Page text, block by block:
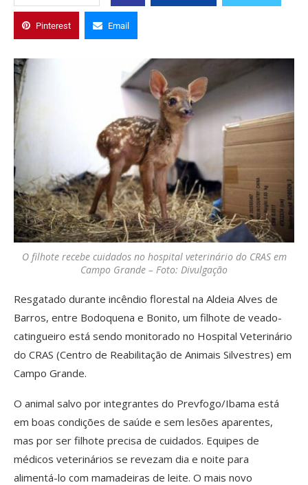
Pinterest Email
O filhote recebe cuidados no hospital veterinário do CRAS em
Campo Grande – Foto: Divulgação
Resgatado durante incêndio florestal na Aldeia Alves de
Barros, entre Bodoquena e Bonito, um filhote de veado-
catingueiro está sendo monitorado no Hospital Veterinário
do CRAS (Centro de Reabilitação de Animais Silvestres) em
Campo Grande.
O animal salvo por integrantes do Prevfogo/Ibama está
em boas condições de saúde e sem lesões aparentes,
mas por ser filhote precisa de cuidados. Equipes de
médicos veterinários se revezam dia e noite para
alimentá-lo com mamadeiras de leite. O mais novo